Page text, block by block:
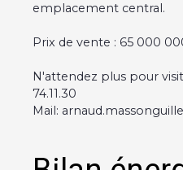
emplacement central.
Prix de vente : 65 000
N'attendez plus pour
74.11.30
Mail: